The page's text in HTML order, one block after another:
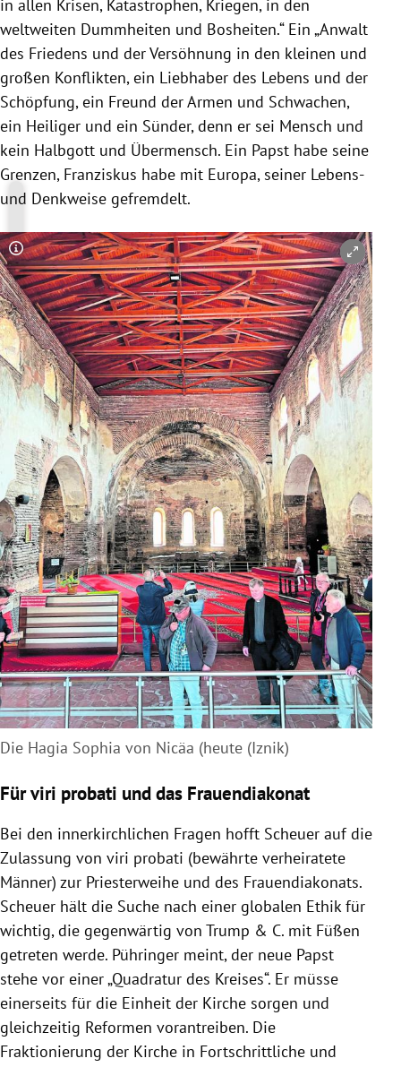
in allen Krisen, Katastrophen, Kriegen, in den
weltweiten Dummheiten und Bosheiten.“ Ein „Anwalt
des Friedens und der Versöhnung in den kleinen und
großen Konflikten, ein Liebhaber des Lebens und der
Schöpfung, ein Freund der Armen und Schwachen,
ein Heiliger und ein Sünder, denn er sei Mensch und
kein Halbgott und Übermensch. Ein Papst habe seine
Grenzen, Franziskus habe mit Europa, seiner Lebens-
und Denkweise gefremdelt.
Copyright-Hinweis öffnen/schließen
Die Hagia Sophia von Nicäa (heute (Iznik)
Für viri probati und das Frauendiakonat
Bei den innerkirchlichen Fragen hofft Scheuer auf die
Zulassung von viri probati (bewährte verheiratete
Männer) zur Priesterweihe und des Frauendiakonats.
Scheuer hält die Suche nach einer globalen Ethik für
wichtig, die gegenwärtig von Trump & C. mit Füßen
getreten werde. Pühringer meint, der neue Papst
stehe vor einer „Quadratur des Kreises“. Er müsse
einerseits für die Einheit der Kirche sorgen und
gleichzeitig Reformen vorantreiben. Die
Fraktionierung der Kirche in Fortschrittliche und